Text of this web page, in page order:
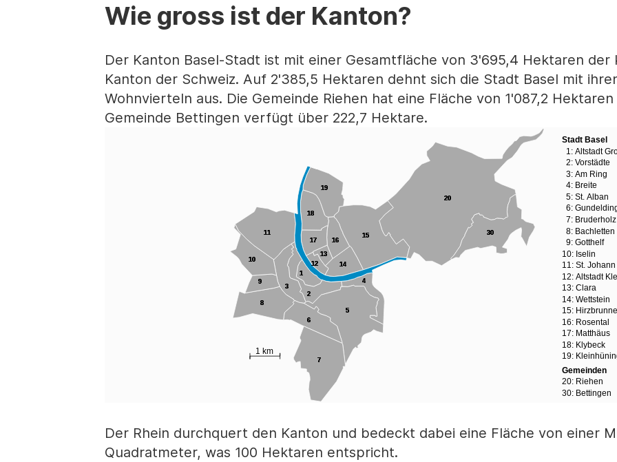
Wie gross ist der Kanton?
Der Kanton Basel-Stadt ist mit einer Gesamtfläche von 3'695,4 Hektaren der
Kanton der Schweiz. Auf 2'385,5 Hektaren dehnt sich die Stadt Basel mit
Wohnvierteln aus. Die Gemeinde Riehen hat eine Fläche von 1'087,2
Gemeinde Bettingen verfügt über 222,7 Hektare.
Der Rhein durchquert den Kanton und bedeckt dabei eine Fläche von einer
Quadratmeter, was 100 Hektaren entspricht.